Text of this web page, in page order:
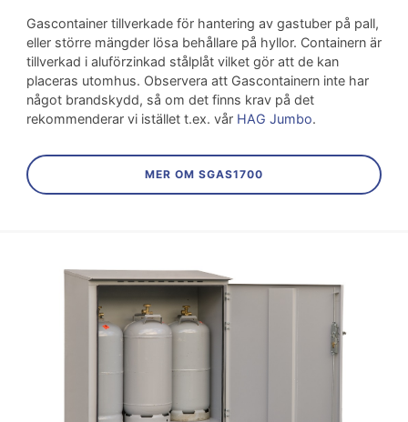
Gascontainer tillverkade för hantering av gastuber på pall,
eller större mängder lösa behållare på hyllor. Containern är
tillverkad i aluförzinkad stålplåt vilket gör att de kan
placeras utomhus. Observera att Gascontainern inte har
något brandskydd, så om det finns krav på det
rekommenderar vi istället t.ex. vår HAG Jumbo.
MER OM SGAS1700